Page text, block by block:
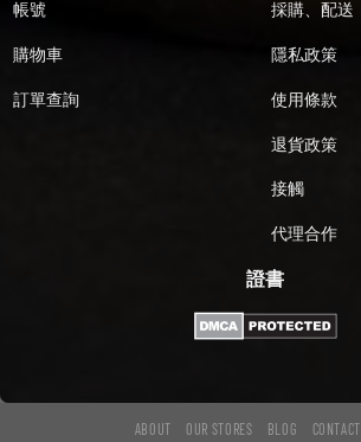
帳號
購物車
訂單查詢
採購、配送
隱私政策
使用條款
退貨政策
接觸
代理合作
證書
ABOUT OUR STORES BLOG CONTACT